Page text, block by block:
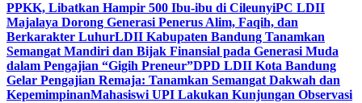
PPKK, Libatkan Hampir 500 Ibu-ibu di CileunyiPC LDII
Majalaya Dorong Generasi Penerus Alim, Faqih, dan
Berkarakter LuhurLDII Kabupaten Bandung Tanamkan
Semangat Mandiri dan Bijak Finansial pada Generasi Muda
dalam Pengajian “Gigih Preneur”DPD LDII Kota Bandung
Gelar Pengajian Remaja: Tanamkan Semangat Dakwah dan
KepemimpinanMahasiswi UPI Lakukan Kunjungan Observasi